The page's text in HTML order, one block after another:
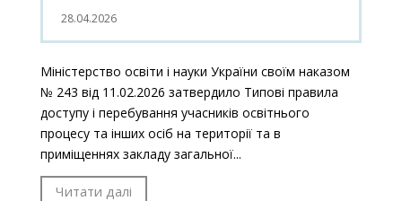
28.04.2026
Міністерство освіти і науки України своїм наказом
№ 243 від 11.02.2026 затвердило Типові правила
доступу і перебування учасників освітнього
процесу та інших осіб на території та в
приміщеннях закладу загальної...
Читати далі